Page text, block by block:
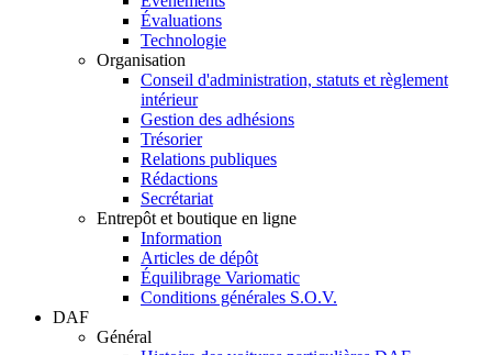
Évaluations
Technologie
Organisation
Conseil d'administration, statuts et règlement
intérieur
Gestion des adhésions
Trésorier
Relations publiques
Rédactions
Secrétariat
Entrepôt et boutique en ligne
Information
Articles de dépôt
Équilibrage Variomatic
Conditions générales S.O.V.
DAF
Général